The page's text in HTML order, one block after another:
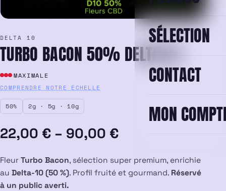
SÉLECTION
CONTACT
MON
DELTA 10
TURBO BACON 50% DELTA 10
MAXIMALE
COMPRENDRE NOTRE ÉCHELLE
50% 2g · 5g · 10g
22,00 € – 90,00 €
Plage
de
prix :
Fleur Turbo Bacon, sélection super premium, enrichie
au Delta-10 (50 %). Profil fruité et gourmand. Réservé
à un public averti.